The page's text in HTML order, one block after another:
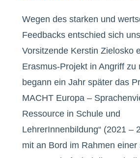
Wegen des starken und
Feedbacks entschied sich
Vorsitzende Kerstin Zielosko
Erasmus-Projekt in Angriff zu
begann ein Jahr später das
MACHT Europa –
Ressource in Schule und
LehrerInnenbildung“ (2021 –
mit an Bord im Rahmen einer